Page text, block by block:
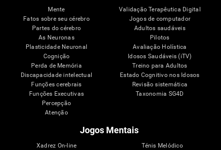
Mente
Fatos sobre seu cérebro
Partes do cérebro
As Neuronas
Plasticidade Neuronal
Cognição
Perda de Memória
Discapacidade intelectual
Funções cerebrais
Funções Executivas
Percepção
Atenção
Validação Terapêutica Digital
Jogos de computador
Adultos saudáveis
Pilotos
Avaliação Holística
Idosos Saudáveis (iTV)
Treino para Adultos
Estado Cognitivo nos Idosos
Revisão sistemática
Taxonomia SG4D
Jogos Mentais
Xadrez On-line
Ténis Melódico